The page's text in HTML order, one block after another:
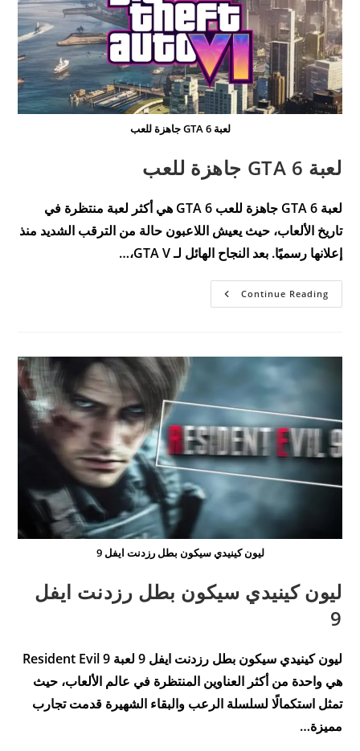
لعبة GTA 6 جاهزة للعب
لعبة GTA 6 جاهزة للعب
لعبة GTA 6 جاهزة للعب GTA 6 هي أكثر لعبة منتظرة في
تاريخ الألعاب، حيث يعيش اللاعبون حالة من الترقب الشديد منذ
إعلانها رسميًا. بعد النجاح الهائل لـ GTA V،…
Continue Readingلعبة
GTA
ليون كينيدي سيكون بطل رزدنت ايفل 9
ليون كينيدي سيكون بطل رزدنت ايفل
9
ليون كينيدي سيكون بطل رزدنت ايفل 9 لعبة Resident Evil 9
هي واحدة من أكثر العناوين المنتظرة في عالم الألعاب، حيث
تمثل استكمالًا لسلسلة الرعب والبقاء الشهيرة قدمت تجارب
مميزة…